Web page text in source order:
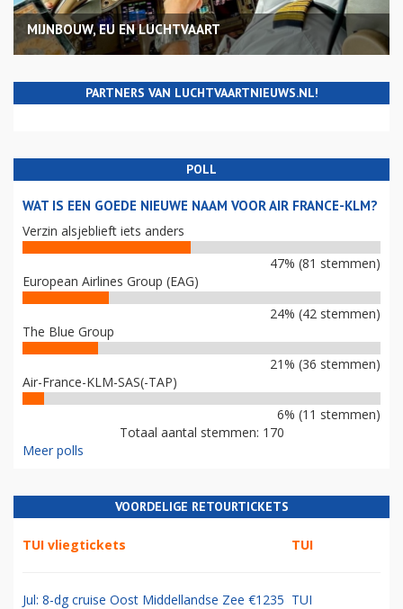
MIJNBOUW, EU EN LUCHTVAART
PARTNERS VAN LUCHTVAARTNIEUWS.NL!
POLL
WAT IS EEN GOEDE NIEUWE NAAM VOOR AIR FRANCE-KLM?
Verzin alsjeblieft iets anders
47% (81 stemmen)
European Airlines Group (EAG)
24% (42 stemmen)
The Blue Group
21% (36 stemmen)
Air-France-KLM-SAS(-TAP)
6% (11 stemmen)
Totaal aantal stemmen: 170
Meer polls
VOORDELIGE RETOURTICKETS
TUI vliegtickets TUI
Jul: 8-dg cruise Oost Middellandse Zee €1235 TUI